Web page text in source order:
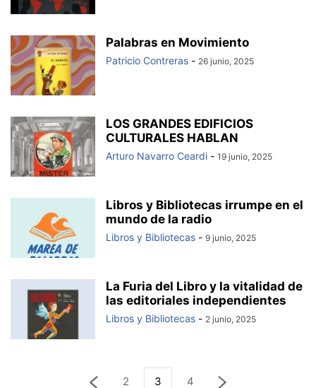
Palabras en Movimiento
Patricio Contreras - 26 junio, 2025
LOS GRANDES EDIFICIOS
CULTURALES HABLAN
Arturo Navarro Ceardi - 19 junio, 2025
Libros y Bibliotecas irrumpe en el
mundo de la radio
Libros y Bibliotecas - 9 junio, 2025
La Furia del Libro y la vitalidad de
las editoriales independientes
Libros y Bibliotecas - 2 junio, 2025
2 3 4